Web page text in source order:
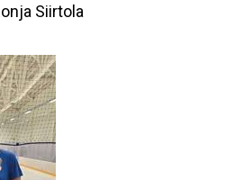
Siirtola